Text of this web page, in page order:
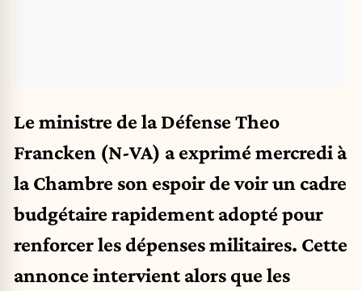
Le ministre de la Défense Theo
Francken (N-VA) a exprimé mercredi à
la Chambre son espoir de voir un cadre
budgétaire rapidement adopté pour
renforcer les dépenses militaires. Cette
annonce intervient alors que les